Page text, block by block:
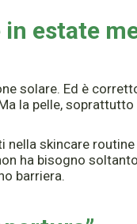
in estate
solare. Ed è
la pelle,
nella skincare
ha bisogno
barriera.